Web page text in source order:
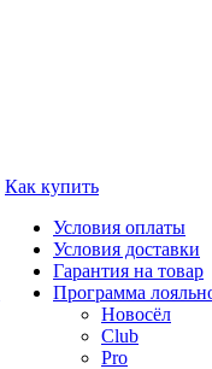
Как купить
Условия оплаты
Условия доставки
Гарантия на товар
Программа
Новосёл
Club
Pro